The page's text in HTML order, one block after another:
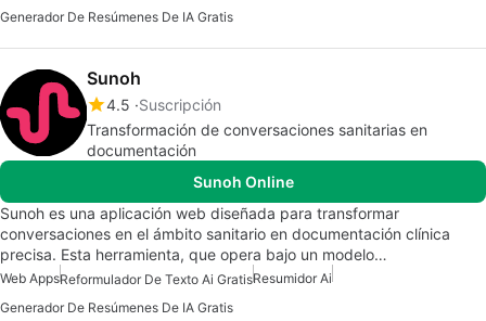
Generador De Resúmenes De IA Gratis
Sunoh
4.5 Suscripción
Transformación de conversaciones sanitarias en
documentación
Sunoh Online
Sunoh es una aplicación web diseñada para transformar
conversaciones en el ámbito sanitario en documentación clínica
precisa. Esta herramienta, que opera bajo un modelo…
Web AppsReformulador De Texto Ai GratisResumidor Ai
Generador De Resúmenes De IA Gratis